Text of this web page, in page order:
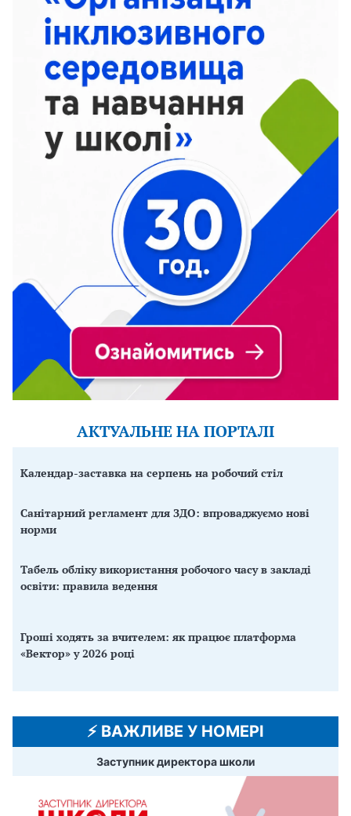
АКТУАЛЬНЕ НА ПОРТАЛІ
Календар-заставка на серпень на робочий стіл
Санітарний регламент для ЗДО: впроваджуємо нові
норми
Табель обліку використання робочого часу в закладі
освіти: правила ведення
Гроші ходять за вчителем: як працює платформа
«Вектор» у 2026 році
⚡️ ВАЖЛИВЕ У НОМЕРІ
Заступник директора школи